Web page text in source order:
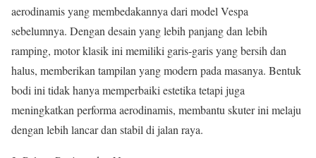
aerodinamis yang membedakannya dari model Vespa
sebelumnya. Dengan desain yang lebih panjang dan lebih
ramping, motor klasik ini memiliki garis-garis yang bersih dan
halus, memberikan tampilan yang modern pada masanya. Bentuk
bodi ini tidak hanya memperbaiki estetika tetapi juga
meningkatkan performa aerodinamis, membantu skuter ini melaju
dengan lebih lancar dan stabil di jalan raya.